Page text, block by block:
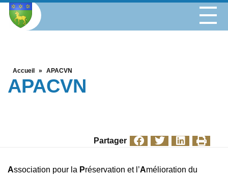
Accueil » APACVN
APACVN
Partager
Association pour la Préservation et l’Amélioration du